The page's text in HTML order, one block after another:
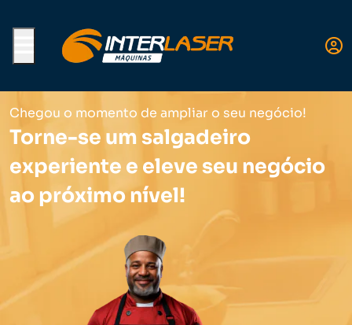
Menu
Chegou o momento de ampliar o seu negócio!
Torne-se um salgadeiro
experiente e eleve seu negócio
ao próximo nível!